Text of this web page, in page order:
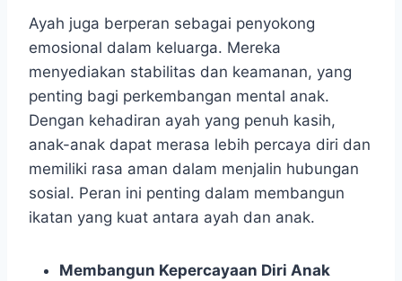
Ayah juga berperan sebagai penyokong
emosional dalam keluarga. Mereka
menyediakan stabilitas dan keamanan, yang
penting bagi perkembangan mental anak.
Dengan kehadiran ayah yang penuh kasih,
anak-anak dapat merasa lebih percaya diri dan
memiliki rasa aman dalam menjalin hubungan
sosial. Peran ini penting dalam membangun
ikatan yang kuat antara ayah dan anak.
Membangun Kepercayaan Diri Anak